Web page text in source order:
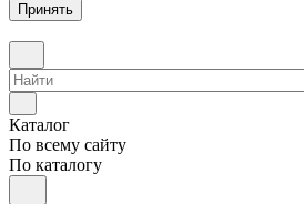
Принять
Каталог
По всему сайту
По каталогу